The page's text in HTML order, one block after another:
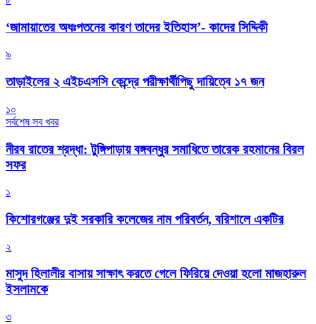
‘জামায়াতের অধঃপতনের কারণ তাদের ইতিহাস’- কাদের সিদ্দিকী
৯
তাড়াইলের ২ এইচএসসি কেন্দ্রে পরীক্ষার্থীপিছু দায়িত্বে ১৭ জন
১০
সর্বশেষ সব খবর
নীরব রাতের শ্রদ্ধা: টুঙ্গিপাড়ায় বঙ্গবন্ধুর সমাধিতে তারেক রহমানের বিরল
সফর
১
কিশোরগঞ্জের দুই সরকারি কলেজের নাম পরিবর্তন, বরিশালে একটির
২
মাসুদ হিলালীর বাসায় সাক্ষাৎ করতে গেলে ফিরিয়ে দেওয়া হলো মাজহারুল
ইসলামকে
৩